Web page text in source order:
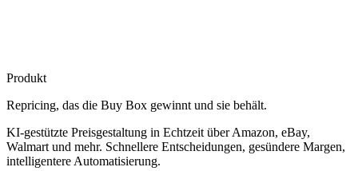
Produkt
Repricing, das die Buy Box gewinnt und sie behält.
KI-gestützte Preisgestaltung in Echtzeit über Amazon, eBay,
Walmart und mehr. Schnellere Entscheidungen, gesündere Margen,
intelligentere Automatisierung.